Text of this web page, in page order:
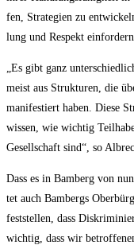
fen, Stra­te­gien zu
lung und Respekt ein­for­dern
„Es gibt ganz
meist aus Struk­tu­ren, die
mani­fes­tiert haben. Die­se
wis­sen, wie wich­tig
Gesell­schaft sind“, so
Dass es in Bam­berg von
tet auch Bam­bergs
fest­stel­len, dass
wich­tig, dass wir